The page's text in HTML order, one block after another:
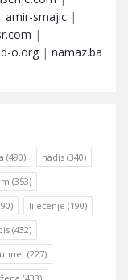
amir-smajic |
|
o.org | namaz.ba
(490) hadis (340)
(353)
liječenje (190)
(432)
(227)